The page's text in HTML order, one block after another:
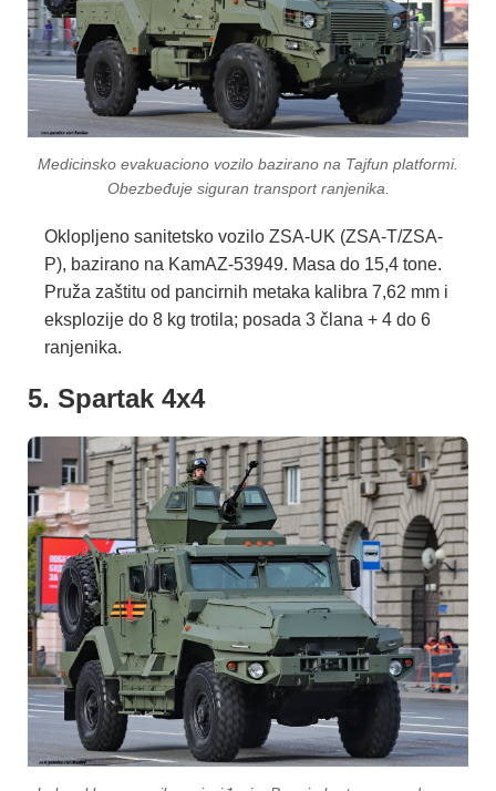
Medicinsko evakuaciono vozilo bazirano na Tajfun platformi.
Obezbeđuje siguran transport ranjenika.
Oklopljeno sanitetsko vozilo ZSA-UK (ZSA-T/ZSA-
P), bazirano na KamAZ-53949. Masa do 15,4 tone.
Pruža zaštitu od pancirnih metaka kalibra 7,62 mm i
eksplozije do 8 kg trotila; posada 3 člana + 4 do 6
ranjenika.
5. Spartak 4x4